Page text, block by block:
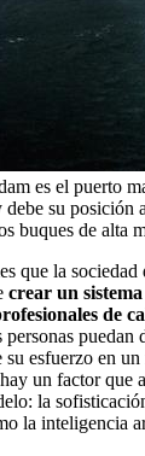
es el puerto
su posición
buques de alta
que la sociedad
crear un
de
puedan
esfuerzo en
un factor que
la
la inteligencia